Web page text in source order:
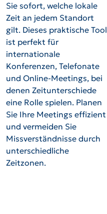
Sie sofort, welche lokale
Zeit an jedem Standort
gilt. Dieses praktische Tool
ist perfekt für
internationale
Konferenzen, Telefonate
und Online-Meetings, bei
denen Zeitunterschiede
eine Rolle spielen. Planen
Sie Ihre Meetings effizient
und vermeiden Sie
Missverständnisse durch
unterschiedliche
Zeitzonen.